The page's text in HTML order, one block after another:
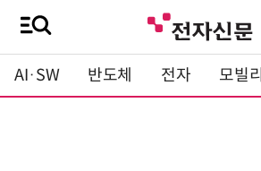
AI·SW 반도체 전자 모빌